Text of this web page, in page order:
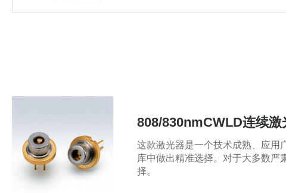
808/830nmCWLD连续激
这款激光器是一个技术成熟、应用
库中做出精准选择。对于大多数
择。